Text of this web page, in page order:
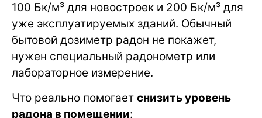
100 Бк/м³ для новостроек и 200 Бк/м³ для
уже эксплуатируемых зданий. Обычный
бытовой дозиметр радон не покажет,
нужен специальный радонометр или
лабораторное измерение.
Что реально помогает снизить уровень
радона в помещении: